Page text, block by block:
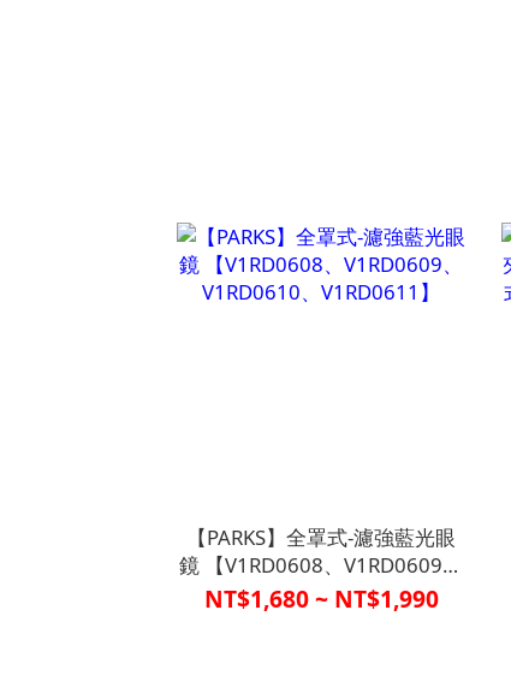
【PARKS】全罩式-濾強藍光眼
鏡 【V1RD0608、V1RD0609、
V1RD0610、V1RD0611】
NT$1,680 ~ NT$1,990